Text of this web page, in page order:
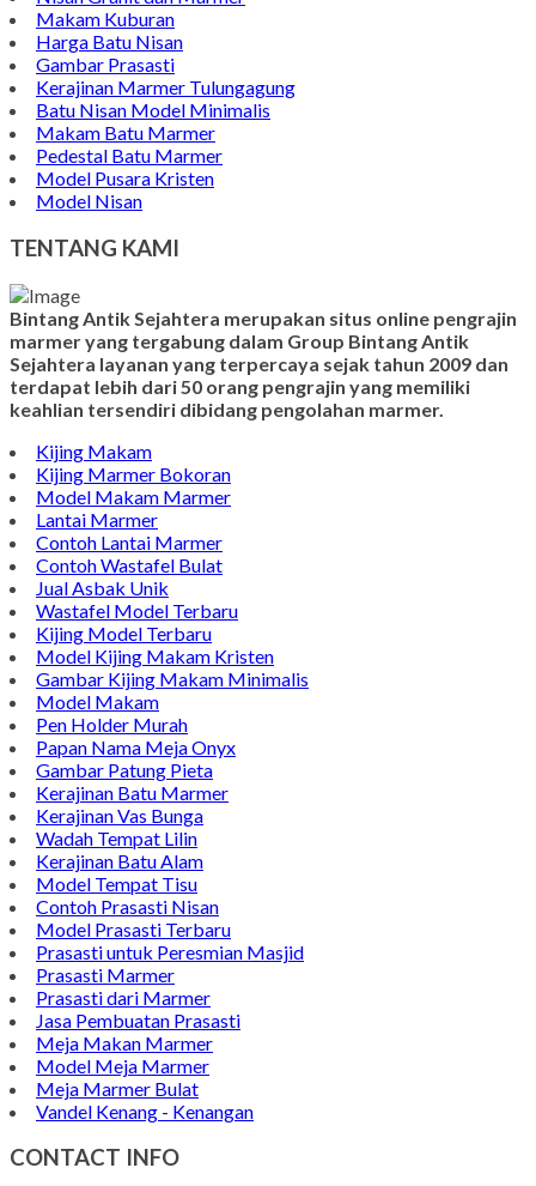
Contoh Vandel Marmer
Makam Marmer Islam
Prasasti Marmer Jumbo
Contoh Nisan Model Muslim
Batu Nisan Minimalis
Kijing Makam Marmer
Contoh Makam Granit
Kijing Islam Marmer
Prasasti Nisan
Makam Marmer
Contoh Prasasti Peresmian
Wastafel Marmer
Makam Kuburan
Harga Batu Nisan
Gambar Prasasti
Kerajinan Marmer Tulungagung
Batu Nisan Model Minimalis
Makam Batu Marmer
Pedestal Batu Marmer
Model Pusara Kristen
Model Nisan
TENTANG KAMI
Bintang Antik Sejahtera merupakan situs online pengrajin
marmer yang tergabung dalam Group Bintang Antik
Sejahtera layanan yang terpercaya sejak tahun 2009 dan
terdapat lebih dari 50 orang pengrajin yang memiliki
keahlian tersendiri dibidang pengolahan marmer.
Kijing Makam
Kijing Marmer Bokoran
Model Makam Marmer
Lantai Marmer
Contoh Lantai Marmer
Contoh Wastafel Bulat
Jual Asbak Unik
Wastafel Model Terbaru
Kijing Model Terbaru
Model Kijing Makam Kristen
Gambar Kijing Makam Minimalis
Model Makam
Pen Holder Murah
Papan Nama Meja Onyx
Gambar Patung Pieta
Kerajinan Batu Marmer
Kerajinan Vas Bunga
Wadah Tempat Lilin
Kerajinan Batu Alam
Model Tempat Tisu